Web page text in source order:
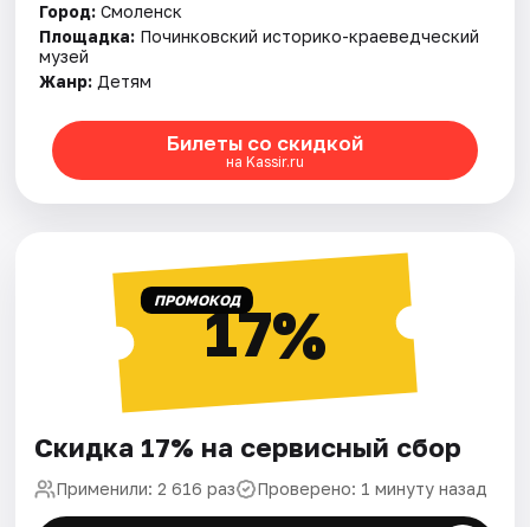
Город: Смоленск
Площадка: Починковский историко-краеведческий
музей
Жанр: Детям
Билеты со скидкой
на Kassir.ru
ПРОМОКОД17%
Скидка 17% на сервисный сбор
Применили: 2 616 раз Проверено: 1 минуту назад